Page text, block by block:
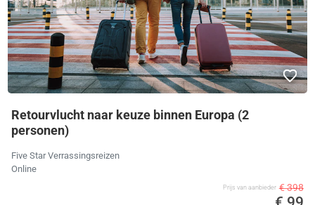
Retourvlucht naar keuze binnen Europa (2
personen)
Five Star Verrassingsreizen
Online
Prijs van aanbieder € 398